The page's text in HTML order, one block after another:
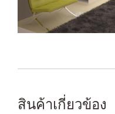
สินค้าเกี่ยวข้อง